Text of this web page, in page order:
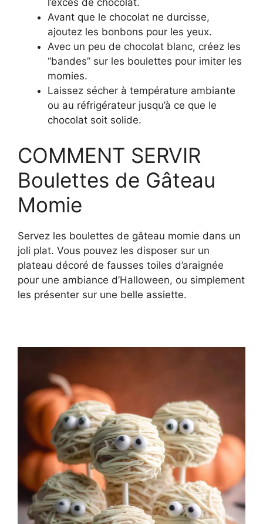
l’excès de chocolat.
Avant que le chocolat ne durcisse,
ajoutez les bonbons pour les yeux.
Avec un peu de chocolat blanc, créez les
“bandes” sur les boulettes pour imiter les
momies.
Laissez sécher à température ambiante
ou au réfrigérateur jusqu’à ce que le
chocolat soit solide.
COMMENT SERVIR
Boulettes de Gâteau
Momie
Servez les boulettes de gâteau momie dans un
joli plat. Vous pouvez les disposer sur un
plateau décoré de fausses toiles d’araignée
pour une ambiance d’Halloween, ou simplement
les présenter sur une belle assiette.